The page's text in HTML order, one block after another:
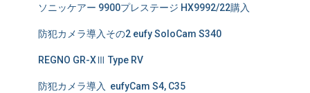
ソニッケアー 9900プレステージ HX9992/22購入
防犯カメラ導入その2 eufy SoloCam S340
REGNO GR-XⅢ Type RV
防犯カメラ導入 eufyCam S4, C35